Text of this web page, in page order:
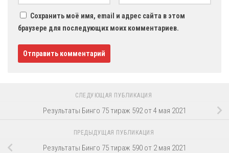
Сохранить моё имя, email и адрес сайта в этом
браузере для последующих моих комментариев.
СЛЕДУЮЩАЯ ПУБЛИКАЦИЯ
Результаты Бинго 75 тираж 592 от 4 мая 2021
ПРЕДЫДУЩАЯ ПУБЛИКАЦИЯ
Результаты Бинго 75 тираж 590 от 2 мая 2021